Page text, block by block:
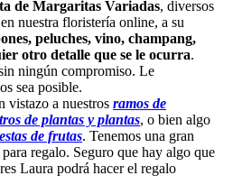
de Margaritas Variadas, diversos
nuestra floristería online, a su
peluches, vino, champang,
otro detalle que se le ocurra.
ningún compromiso. Le
sea posible.
vistazo a nuestros ramos de
de plantas y plantas, o bien algo
de frutas. Tenemos una gran
regalo. Seguro que hay algo que
Laura podrá hacer el regalo